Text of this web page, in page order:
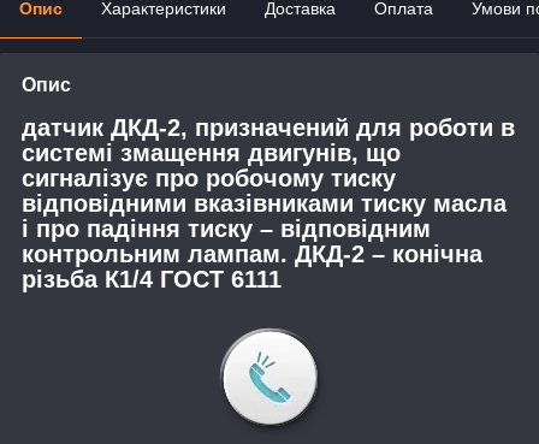
Опис Характеристики Доставка Оплата Умови
Опис
датчик ДКД-2, призначений для роботи в
системі змащення двигунів, що
сигналізує про робочому тиску
відповідними вказівниками тиску масла
і про падіння тиску – відповідним
контрольним лампам. ДКД-2 – конічна
різьба К1/4 ГОСТ 6111